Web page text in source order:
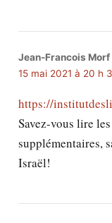
Jean-Francois Morf
15 mai 2021 à 20 h
https://
Savez-vous lire
supplémentaires,
Israël!